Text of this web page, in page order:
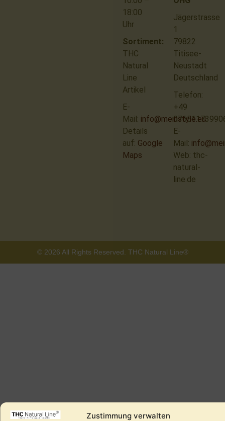
Zustimmung verwalten
Jägerstrasse
1
79822
Titisee-
Neustadt
Deutschland
Telefon:
+49
E-
Mail:
Web: thc-
natural-
line.de
18:00
Uhr
Sortiment:
THC
Natural
Line
Artikel
E-
Mail: info@meinstyle.eu
Details
auf: Google
Maps
© 2026 All Rights Reserved. THC Natural Line®